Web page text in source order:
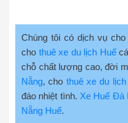
Chúng tôi có dịch vụ cho
cho thuê xe du lịch Huế
chỗ chất lượng cao, đời
Nẵng, cho thuê xe du
đáo nhiệt tình. Xe Huế Đà
Nẵng Huế.